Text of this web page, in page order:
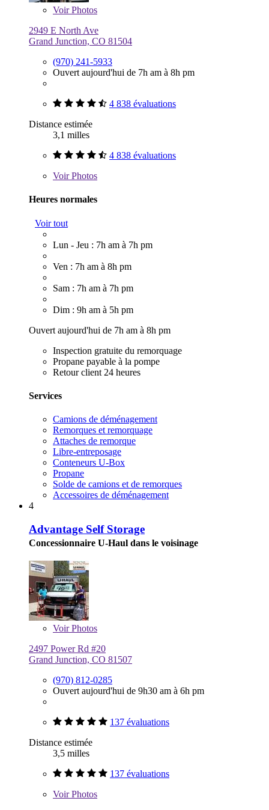
VoirPhotos
2949 E North Ave
Grand Junction, CO 81504
(970) 241-5933
Ouvert aujourd'hui de 7h am à 8h pm
4 838 évaluations
Distance estimée
3,1 milles
4 838 évaluations
VoirPhotos
Heures normales
Voir tout
Lun - Jeu : 7h am à 7h pm
Ven : 7h am à 8h pm
Sam : 7h am à 7h pm
Dim : 9h am à 5h pm
Ouvert aujourd'hui de 7h am à 8h pm
Inspection gratuite du remorquage
Propane payable à la pompe
Retour client 24 heures
Services
Camions de déménagement
Remorques et remorquage
Attaches de remorque
Libre-entreposage
Conteneurs U-Box
Propane
Solde de camions et de remorques
Accessoires de déménagement
4
Advantage Self Storage
Concessionnaire U-Haul dans le voisinage
VoirPhotos
2497 Power Rd #20
Grand Junction, CO 81507
(970) 812-0285
Ouvert aujourd'hui de 9h30 am à 6h pm
137 évaluations
Distance estimée
3,5 milles
137 évaluations
VoirPhotos